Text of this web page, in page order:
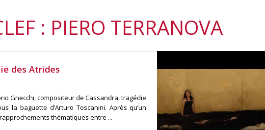
: PIERO TERRANOVA
des Atrides
Gnecchi, compositeur de Cassandra, tragédie
la baguette d’Arturo Toscanini. Après qu’un
thématiques entre ...